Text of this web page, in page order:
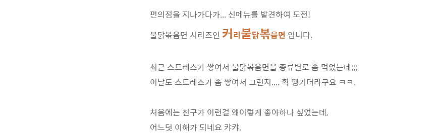
편의점을 지나가다가... 신메뉴를 발견하여 도전!
불닭볶음면 시리즈인 커리불닭볶음면 입니다.
최근 스트레스가 쌓여서 불닭볶음면을 종류별로 좀 먹었는데;;;
이날도 스트레스가 좀 쌓여서 그런지.... 확 땡기더라구요 ㅋㅋ.
처음에는 친구가 이런걸 왜이렇게 좋아하나 싶었는데,
어느덧 이해가 되네요 캬캬.